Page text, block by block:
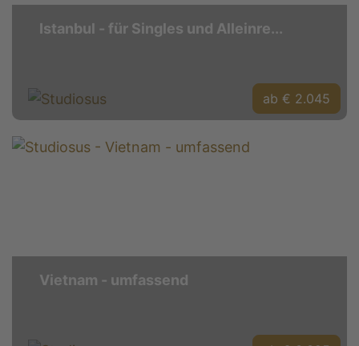
Istanbul - für Singles und Alleinre...
ab € 2.045
Vietnam - umfassend